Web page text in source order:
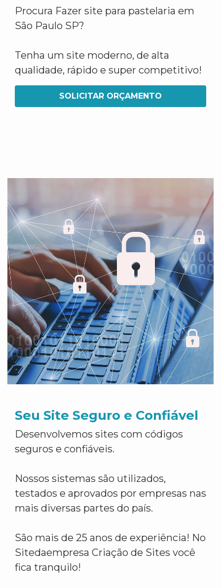
Procura Fazer site para pastelaria em
São Paulo SP?
Tenha um site moderno, de alta
qualidade, rápido e super competitivo!
SOLICITAR ORÇAMENTO
Seu Site Seguro e Confiável
Desenvolvemos sites com códigos
seguros e confiáveis.
Nossos sistemas são utilizados,
testados e aprovados por empresas nas
mais diversas partes do país.
São mais de 25 anos de experiência! No
Sitedaempresa Criação de Sites você
fica tranquilo!